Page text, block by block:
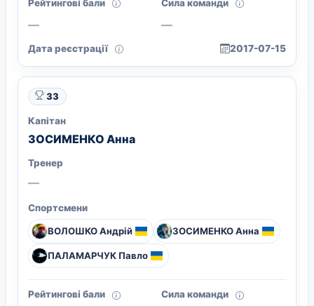
Рейтингові бали
—
Сила команди
—
Дата реєстрації 2017-07-15
33
Капітан
ЗОСИМЕНКО Анна
Тренер
—
Спортсмени
ВОЛОШКО Андрiй ЗОСИМЕНКО Анна
ПАЛАМАРЧУК Павло
Рейтингові бали Сила команди